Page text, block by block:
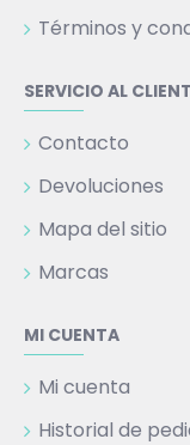
Términos y
SERVICIO AL
Contacto
Devoluciones
Mapa del sitio
Marcas
MI CUENTA
Mi cuenta
Historial de